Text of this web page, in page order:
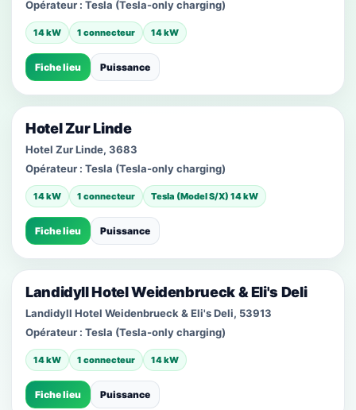
Opérateur : Tesla (Tesla-only charging)
14 kW 1 connecteur 14 kW
Fiche lieu Puissance
Hotel Zur Linde
Hotel Zur Linde, 3683
Opérateur : Tesla (Tesla-only charging)
14 kW 1 connecteur Tesla (Model S/X) 14 kW
Fiche lieu Puissance
Landidyll Hotel Weidenbrueck & Eli's Deli
Landidyll Hotel Weidenbrueck & Eli's Deli, 53913
Opérateur : Tesla (Tesla-only charging)
14 kW 1 connecteur 14 kW
Fiche lieu Puissance